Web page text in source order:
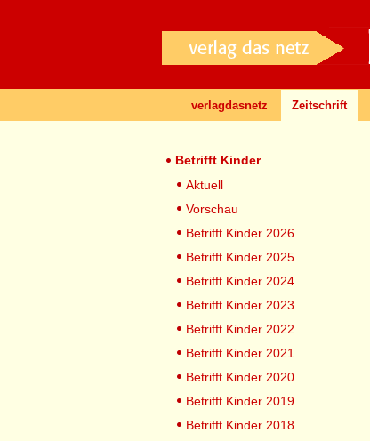
verlagdasnetz Zeitschrift
Betrifft Kinder
Aktuell
Vorschau
Betrifft Kinder 2026
Betrifft Kinder 2025
Betrifft Kinder 2024
Betrifft Kinder 2023
Betrifft Kinder 2022
Betrifft Kinder 2021
Betrifft Kinder 2020
Betrifft Kinder 2019
Betrifft Kinder 2018